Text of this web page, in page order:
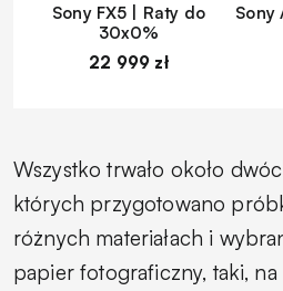
Sony FX5 | Raty do
30x0%
22 999 zł
Sony
Wszystko trwało około
których przygotowano
różnych materiałach i
papier fotograficzny, taki,